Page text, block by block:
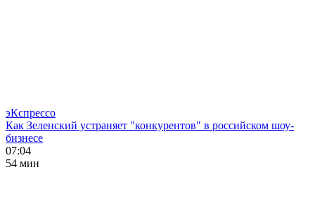
эКспрессо
Как Зеленский устраняет "конкурентов" в российском шоу-
бизнесе
07:04
54 мин